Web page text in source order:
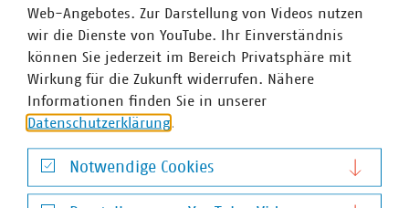
Europa
Eine starke kommunale Selbstverwaltung mit
starken kommunalen Unternehmen setzen eine
europäische Gesetzgebung erfolgreich um.
Web-Angebotes. Zur Darstellung von Videos nutzen
wir die Dienste von YouTube. Ihr Einverständnis
können Sie jederzeit im Bereich Privatsphäre mit
Wirkung für die Zukunft widerrufen. Nähere
Informationen finden Sie in unserer
Datenschutzerklärung.
Notwendige Cookies
Notwendige Cookies